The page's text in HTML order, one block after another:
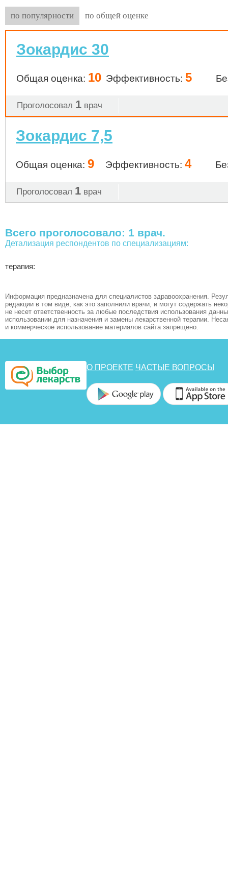
по популярности по общей оценке
Зокардис 30
Общая оценка: 10 Эффективность: 5
Проголосовал 1 врач
Зокардис 7,5
Общая оценка: 9 Эффективность: 4
Проголосовал 1 врач
Всего проголосовало: 1 врач.
Детализация респондентов по специализациям:
терапия:
Информация предназначена для специалистов здравоохранения.
редакции в том виде, как это заполнили врачи, и могут содержать
не несет ответственность за любые последствия использования
использовании для назначения и замены лекарственной терапии.
и коммерческое использование материалов сайта запрещено.
О ПРОЕКТЕ ЧАСТЫЕ ВОПРОСЫ